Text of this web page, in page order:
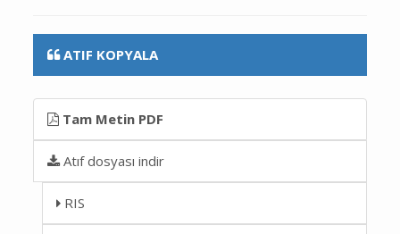
ATIF KOPYALA
Tam Metin PDF
Atıf dosyası indir
RIS